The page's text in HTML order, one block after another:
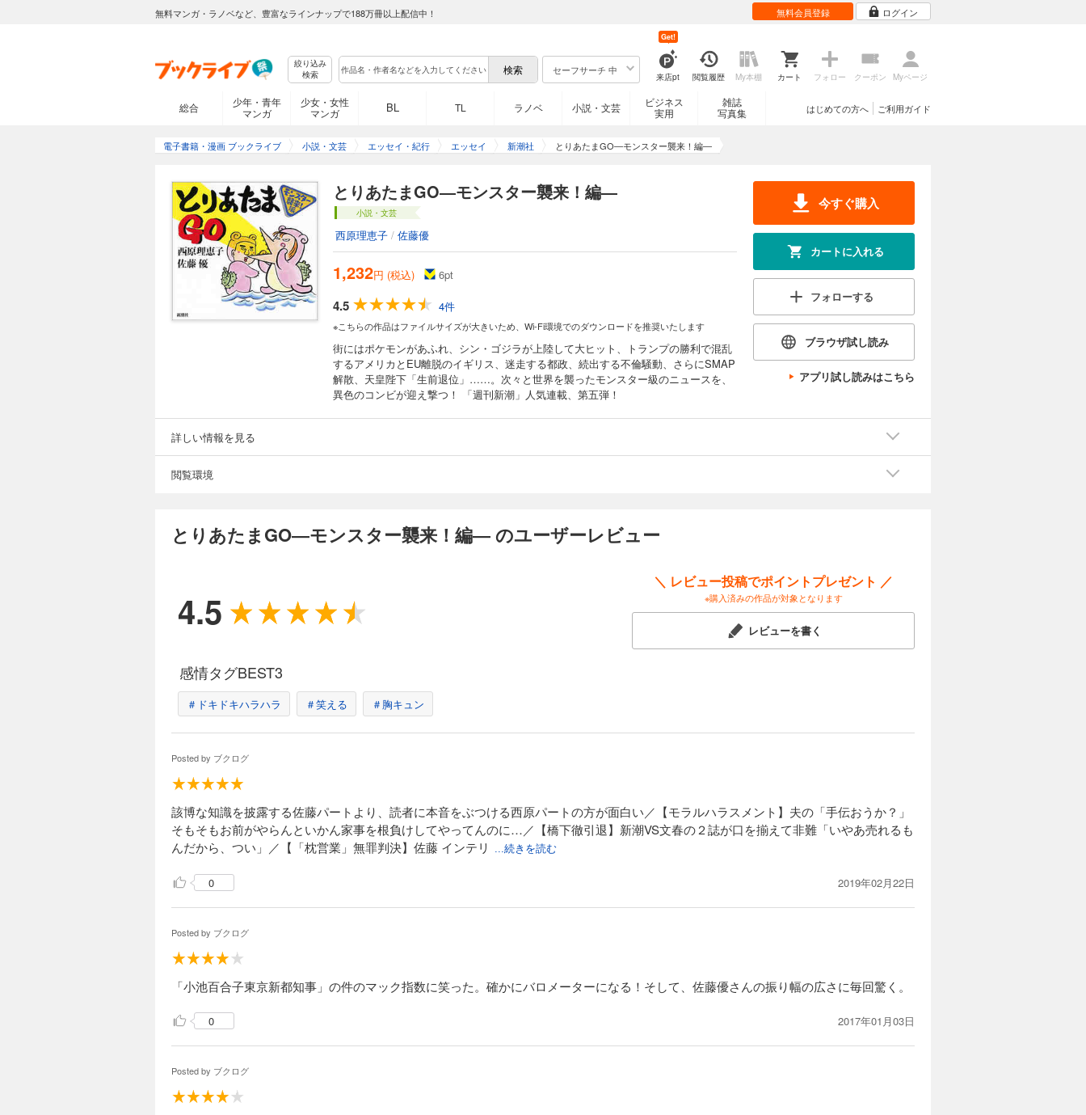
無料マンガ・ラノベなど、豊富なラインナップで188万冊以上配信中！ 無料会員登録 ログイン
絞り込み
検索
セーフサーチ 中
来店pt
Get!
閲覧履歴 My本棚 カート フォロー クーポン Myページ
総合
少年・青年
マンガ
少女・女性
マンガ
BL TL ラノベ 小説・文芸
ビジネス
実用
雑誌
写真集
ご利用ガイド
はじめての方へ
電子書籍・漫画 ブックライブ 小説・文芸 エッセイ・紀行 エッセイ 新潮社 とりあたまGO―モンスター襲来！編―
とりあたまGO―モンスター襲来！編―
小説・文芸
西原理恵子 / 佐藤優
1,232円 (税込) 6pt
4.5 4件
※こちらの作品はファイルサイズが大きいため、Wi-Fi環境でのダウンロードを推奨いたします
街にはポケモンがあふれ、シン・ゴジラが上陸して大ヒット、トランプの勝利で混乱
するアメリカとEU離脱のイギリス、迷走する都政、続出する不倫騒動、さらにSMAP
解散、天皇陛下「生前退位」……。次々と世界を襲ったモンスター級のニュースを、
異色のコンビが迎え撃つ！ 「週刊新潮」人気連載、第五弾！
今すぐ購入
カートに入れる
フォローする
ブラウザ試し読み
アプリ試し読みはこちら
詳しい情報を見る
閲覧環境
とりあたまGO―モンスター襲来！編― のユーザーレビュー
4.5
＼ レビュー投稿でポイントプレゼント ／
※購入済みの作品が対象となります
レビューを書く
感情タグBEST3
＃ドキドキハラハラ ＃笑える ＃胸キュン
Posted by ブクログ
該博な知識を披露する佐藤パートより、読者に本音をぶつける西原パートの方が面白い／【モラルハラスメント】夫の「手伝おうか？」
そもそもお前がやらんといかん家事を根負けしてやってんのに…／【橋下徹引退】新潮VS文春の２誌が口を揃えて非難「いやあ売れるも
んだから、つい」／【「枕営業」無罪判決】佐藤 インテリ
...続きを読む
0 2019年02月22日
Posted by ブクログ
「小池百合子東京新都知事」の件のマック指数に笑った。確かにバロメーターになる！そして、佐藤優さんの振り幅の広さに毎回驚く。
0 2017年01月03日
Posted by ブクログ